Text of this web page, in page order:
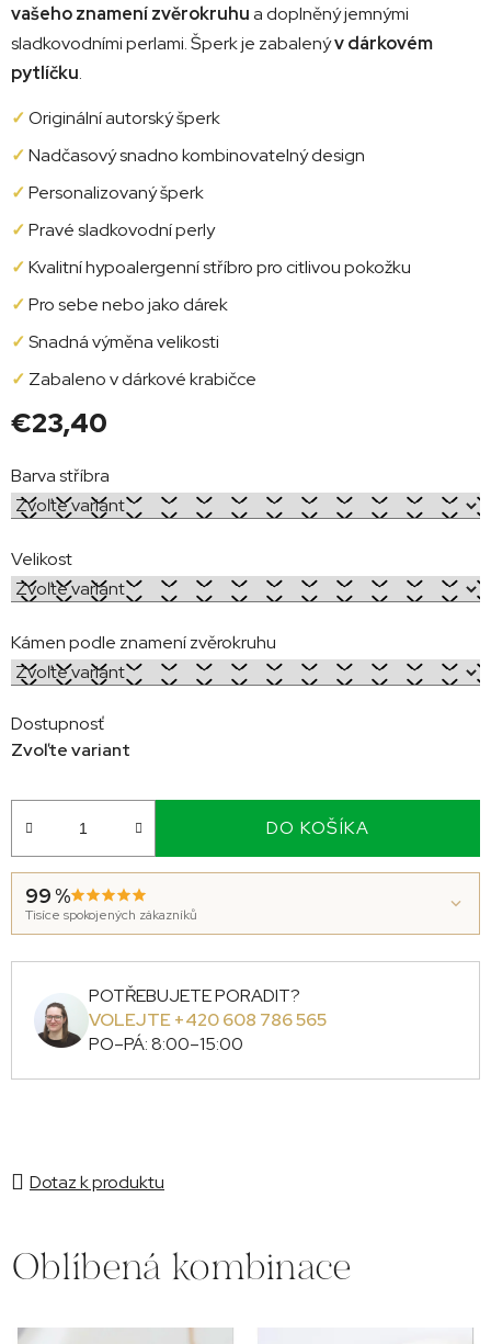
vašeho znamení zvěrokruhua doplněný jemnými
sladkovodními perlami. Šperk je zabalenýv dárkovém
pytlíčku.
✓Originální autorský šperk
✓Nadčasový snadno kombinovatelný design
✓Personalizovaný šperk
✓Pravé sladkovodní perly
✓Kvalitní hypoalergenní stříbro pro citlivou pokožku
✓Pro sebe nebo jako dárek
✓Snadná výměna velikosti
✓ Zabaleno v dárkové krabičce
€23,40
cena:
Barva stříbra
Velikost
Kámen podle znamení zvěrokruhu
Dostupnosť
Zvoľte variant
DO KOŠÍKA
99 %
Tisíce spokojených zákazníků
POTŘEBUJETE PORADIT?
VOLEJTE +420 608 786 565
PO–PÁ: 8:00–15:00
Dotaz k produktu
Oblíbená kombinace